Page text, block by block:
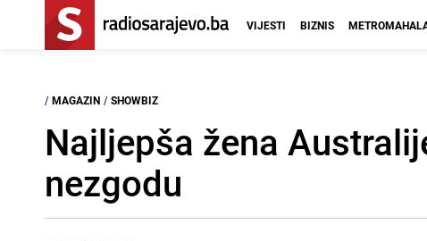
VIJESTI BIZNIS
/ MAGAZIN / SHOWBIZ
Najljepša žena
nezgodu